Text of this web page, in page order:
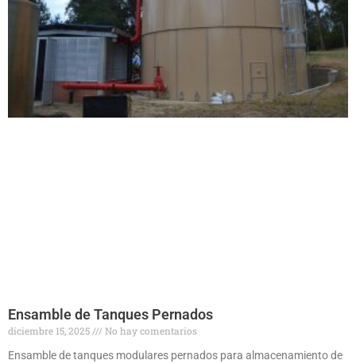
Ensamble de Tanques Pernados
diciembre 15, 2025
No hay comentarios
Ensamble de tanques modulares pernados para almacenamiento de